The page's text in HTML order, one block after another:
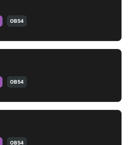
OB54
OB54
OB54